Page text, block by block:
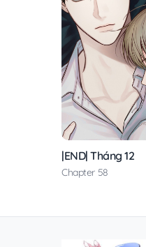
|END| Tháng 12
Chapter 58